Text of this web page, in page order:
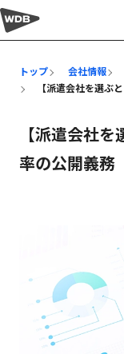
会社情報
トップ 会社情報
【派遣会社を選ぶ
【派遣会社
率の公開義務